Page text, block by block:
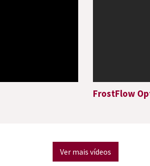
FrostFlow
Ver mais vídeos